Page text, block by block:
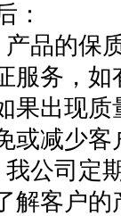
：
产品的保
服务，如
果出现
或减少客
我公司定
解客户